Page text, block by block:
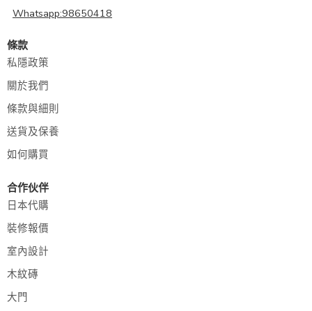
Whatsapp:98650418
條款
私隱政策
關於我們
條款與細則
送貨及保養
如何購買
合作伙伴
日本代購
裝修報價
室內設計
木紋磚
大門